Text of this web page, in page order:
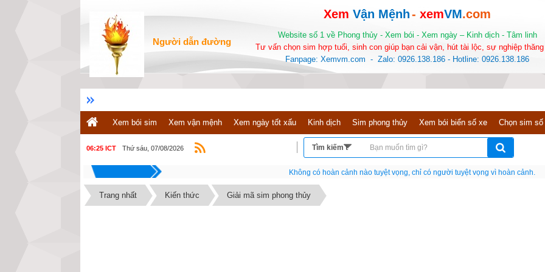
Người dẫn đường
Xem Vận Mệnh- xemVM.com
Website số 1 về Phong thủy - Xem bói - Xem ngày – Kinh dịch - Tâm linh
Tư vấn chọn sim hợp tuổi, sinh con giúp bạn cải vận, hút tài lộc, sự nghiệp
Fanpage: Xemvm.com - Zalo: 0926.138.186 - Hotline: 0926.138.186
Xem bói sim Xem vận mệnh Xem ngày tốt xấu Kinh dịch Sim phong thủy Xem bói biển số xe Chọn sim số
06:25 ICT Thứ sáu, 07/08/2026
Nếu như không chịu học tập thì cho dù đi vạn dặm đường cũng chỉ là anh đưa thư.
Trang nhất Kiến thức Giải mã sim phong thủy